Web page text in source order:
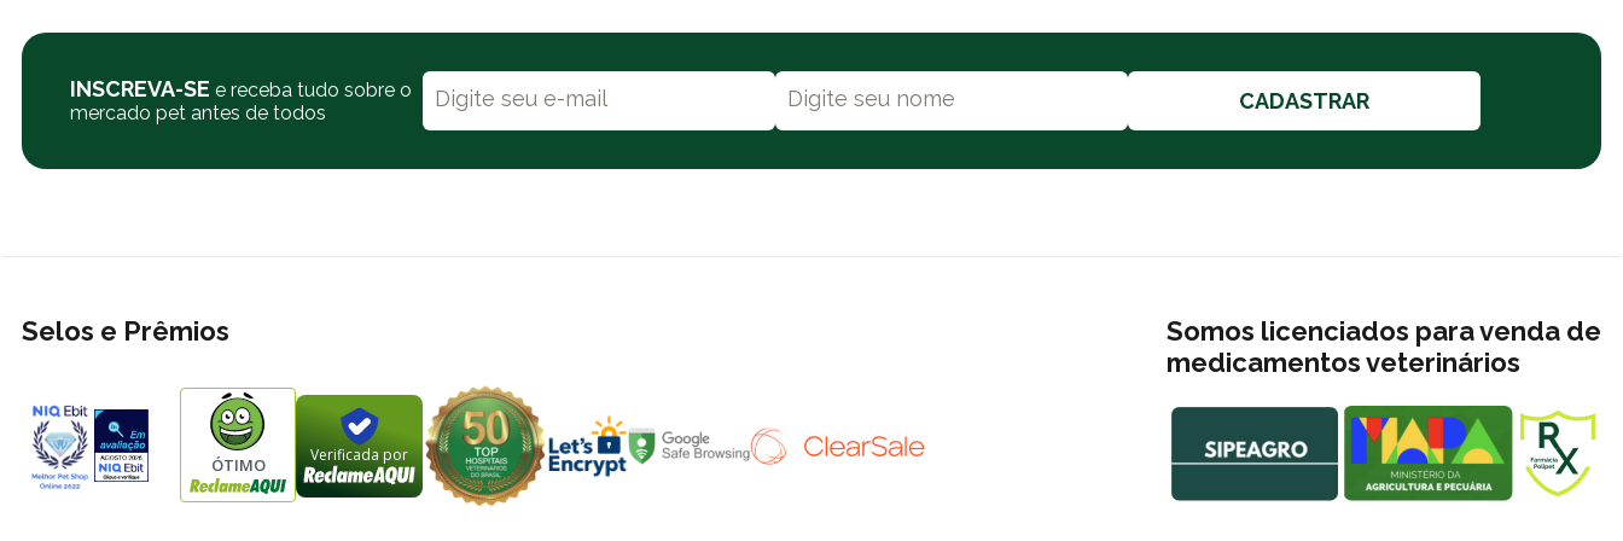
INSCREVA-SE e receba tudo sobre o
mercado pet antes de todos
CADASTRAR
Selos e Prêmios
ÓTIMO Verificada por
Somos licenciados para venda de
medicamentos veterinários